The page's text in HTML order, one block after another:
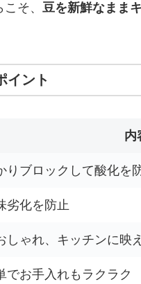
そ、 豆を新鮮なまま
イント
内
りブロックして酸化を
劣化を防止
しゃれ、キッチンに映
でお手入れもラクラク